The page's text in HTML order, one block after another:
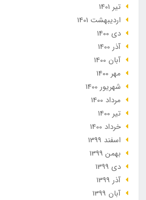
تير 1401
ارديبهشت 1401
دی 1400
آذر 1400
آبان 1400
مهر 1400
شهریور 1400
مرداد 1400
تير 1400
خرداد 1400
اسفند 1399
بهمن 1399
دی 1399
آذر 1399
آبان 1399